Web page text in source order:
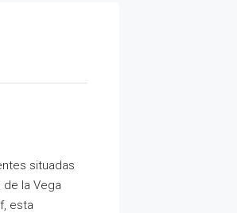
situadas
la Vega
esta